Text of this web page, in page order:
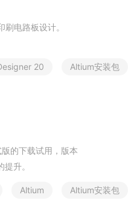
刷电路板设计。
esigner 20 Altium安装包
版的下载试用 ， 版本
提升。
Altium Altium安装包